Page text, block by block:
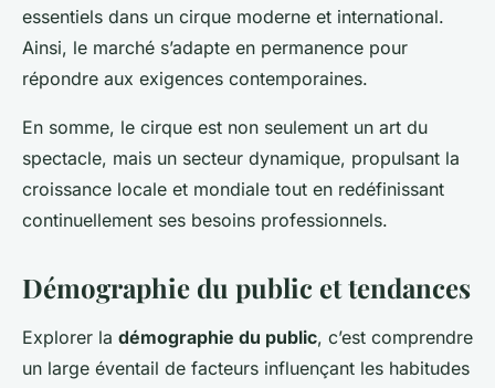
essentiels dans un cirque moderne et international.
Ainsi, le marché s’adapte en permanence pour
répondre aux exigences contemporaines.
En somme, le cirque est non seulement un art du
spectacle, mais un secteur dynamique, propulsant la
croissance locale et mondiale tout en redéfinissant
continuellement ses besoins professionnels.
Démographie du public et tendances
Explorer la démographie du public, c’est comprendre
un large éventail de facteurs influençant les habitudes